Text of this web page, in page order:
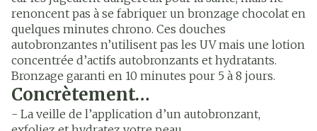
renoncent pas à se fabriquer un bronzage chocolat en
quelques minutes chrono. Ces douches
autobronzantes n’utilisent pas les UV mais une lotion
concentrée d’actifs autobronzants et hydratants.
Bronzage garanti en 10 minutes pour 5 à 8 jours.
Concrètement…
- La veille de l’application d’un autobronzant,